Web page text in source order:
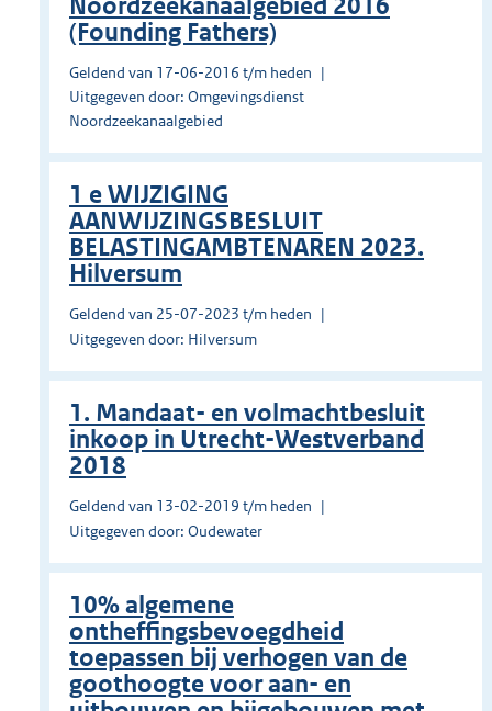
Noordzeekanaalgebied 2016
(Founding Fathers)
Geldend van 17-06-2016 t/m heden
Uitgegeven door: Omgevingsdienst
Noordzeekanaalgebied
1 e WIJZIGING
AANWIJZINGSBESLUIT
BELASTINGAMBTENAREN 2023.
Hilversum
Geldend van 25-07-2023 t/m heden
Uitgegeven door: Hilversum
1. Mandaat- en volmachtbesluit
inkoop in Utrecht-Westverband
2018
Geldend van 13-02-2019 t/m heden
Uitgegeven door: Oudewater
10% algemene
ontheffingsbevoegdheid
toepassen bij verhogen van de
goothoogte voor aan- en